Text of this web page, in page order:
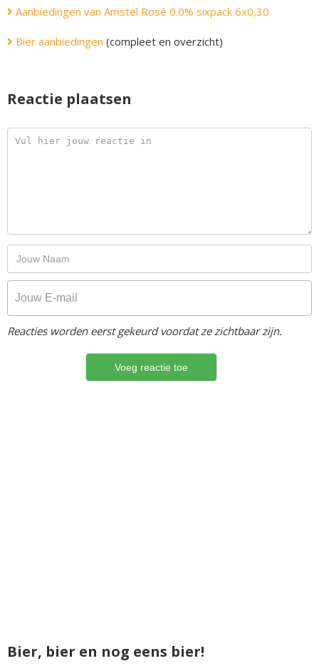
Aanbiedingen van Amstel Rosé 0.0% sixpack 6x0,30
Bier aanbiedingen (compleet en overzicht)
Reactie plaatsen
Reacties worden eerst gekeurd voordat ze zichtbaar zijn.
Bier, bier en nog eens bier!